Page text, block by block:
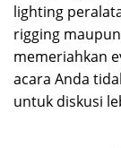
lighting
rigging
memeriahkan
acara Anda
untuk diskusi